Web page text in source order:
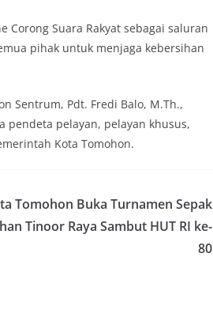
Suara Rakyat sebagai saluran
pihak untuk menjaga kebersihan
Sentrum, Pdt. Fredi Balo, M.Th.,
pendeta pelayan, pelayan khusus,
Kota Tomohon.
Tomohon Buka Turnamen Sepak
Tinoor Raya Sambut HUT RI ke-
80